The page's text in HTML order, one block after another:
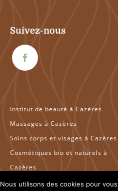
Suivez-nous
Institut de beauté à Cazères
Massages à Cazères
Soins corps et visages à Cazères
Cosmétiques bio et naturels à
Cazères
Institut de beauté à Muret
Nous utilisons des cookies pour